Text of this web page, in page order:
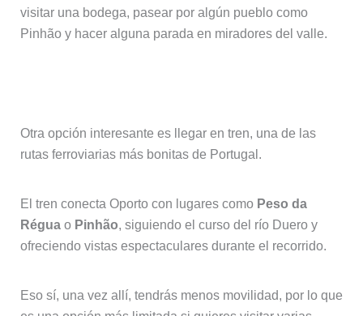
visitar una bodega, pasear por algún pueblo como
Pinhão y hacer alguna parada en miradores del valle.
Otra opción interesante es llegar en tren, una de las
rutas ferroviarias más bonitas de Portugal.
El tren conecta Oporto con lugares como Peso da
Réguao Pinhão, siguiendo el curso del río Duero y
ofreciendo vistas espectaculares durante el recorrido.
Eso sí, una vez allí, tendrás menos movilidad, por lo que